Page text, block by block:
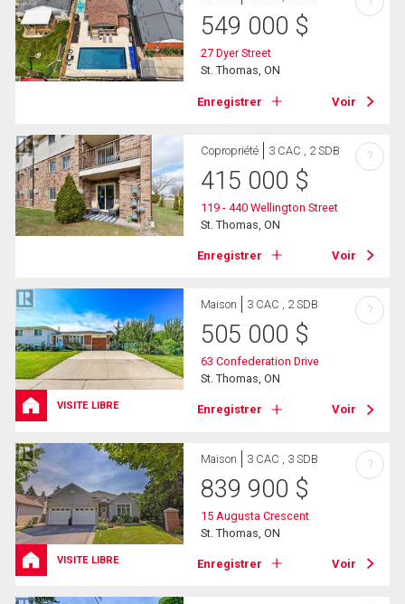
549 000 $
27 Dyer Street
St. Thomas, ON
Enregistrer Voir
Copropriété 3 CAC , 2 SDB
415 000 $
119 - 440 Wellington Street
St. Thomas, ON
Enregistrer Voir
?
VISITE LIBRE
Maison 3 CAC , 2 SDB
505 000 $
63 Confederation Drive
St. Thomas, ON
Enregistrer Voir
?
VISITE LIBRE
Maison 3 CAC , 3 SDB
839 900 $
15 Augusta Crescent
St. Thomas, ON
Enregistrer Voir
?